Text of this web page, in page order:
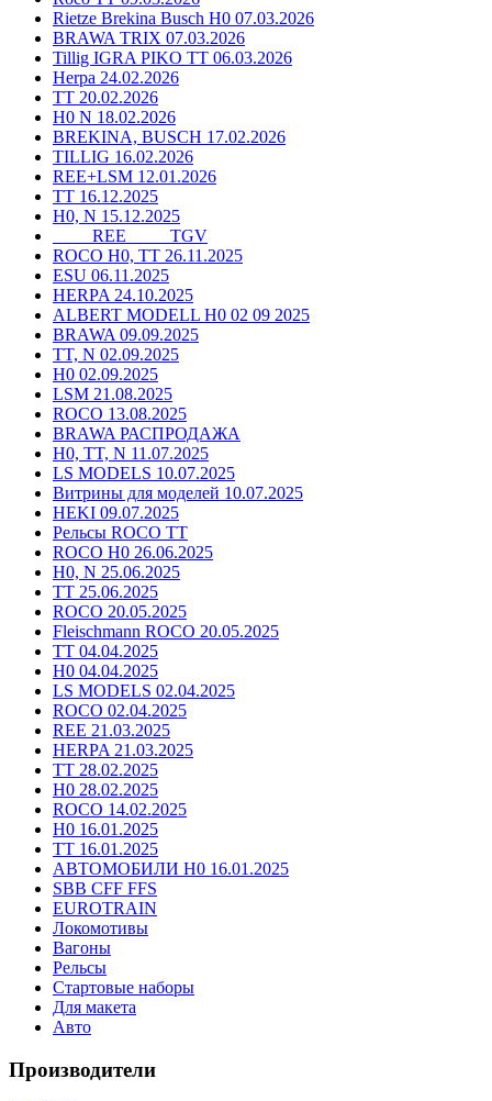
Rietze Brekina Busch H0 07.03.2026
BRAWA TRIX 07.03.2026
Tillig IGRA PIKO TT 06.03.2026
Herpa 24.02.2026
TT 20.02.2026
H0 N 18.02.2026
BREKINA, BUSCH 17.02.2026
TILLIG 16.02.2026
REE+LSM 12.01.2026
TT 16.12.2025
H0, N 15.12.2025
____ REE ____ TGV
ROCO H0, TT 26.11.2025
ESU 06.11.2025
HERPA 24.10.2025
ALBERT MODELL H0 02 09 2025
BRAWA 09.09.2025
TT, N 02.09.2025
H0 02.09.2025
LSM 21.08.2025
ROCO 13.08.2025
BRAWA РАСПРОДАЖА
H0, TT, N 11.07.2025
LS MODELS 10.07.2025
Витрины для моделей 10.07.2025
HEKI 09.07.2025
Рельсы ROCO TT
ROCO H0 26.06.2025
H0, N 25.06.2025
TT 25.06.2025
ROCO 20.05.2025
Fleischmann ROCO 20.05.2025
TT 04.04.2025
H0 04.04.2025
LS MODELS 02.04.2025
ROCO 02.04.2025
REE 21.03.2025
HERPA 21.03.2025
TT 28.02.2025
H0 28.02.2025
ROCO 14.02.2025
H0 16.01.2025
TT 16.01.2025
АВТОМОБИЛИ H0 16.01.2025
SBB CFF FFS
EUROTRAIN
Локомотивы
Вагоны
Рельсы
Стартовые наборы
Для макета
Авто
Производители